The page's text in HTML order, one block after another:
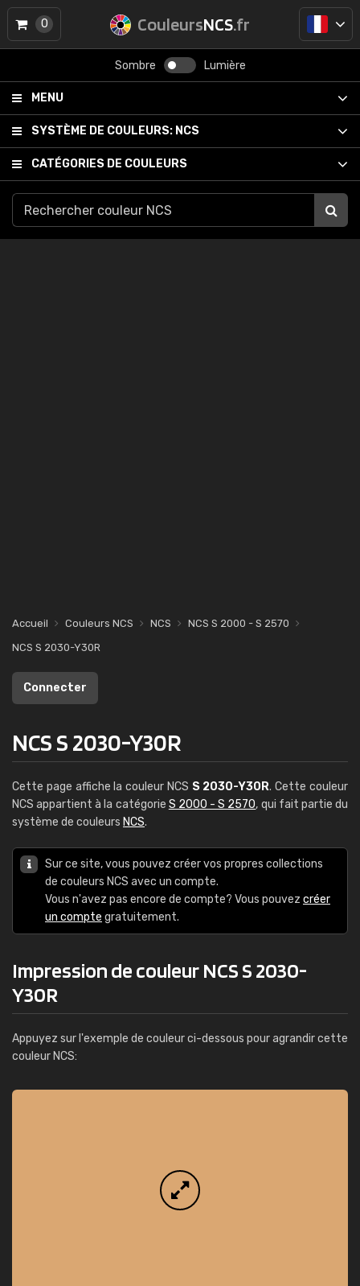
CouleursNCS.fr
Sombre Lumière
MENU
SYSTÈME DE COULEURS: NCS
CATÉGORIES DE COULEURS
0
Accueil Couleurs NCS NCS
NCS S 2000 - S 2570
NCS S 2030-Y30R
Connecter
NCS S 2030-Y30R
Cette page affiche la couleur NCS S 2030-Y30R. Cette couleur
NCS appartient à la catégorie S 2000 - S 2570, qui fait partie du
système de couleurs NCS.
Sur ce site, vous pouvez créer vos propres collections
de couleurs NCS avec un compte.
Vous n'avez pas encore de compte? Vous pouvez créer
un compte gratuitement.
Impression de couleur NCS S 2030-
Y30R
Appuyez sur l'exemple de couleur ci-dessous pour agrandir cette
couleur NCS: